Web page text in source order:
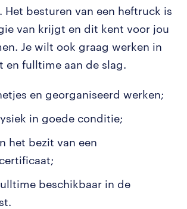
Het besturen van een heftruck is
van krijgt en dit kent voor jou
Je wilt ook graag werken in
en fulltime aan de slag.
en georganiseerd werken;
in goede conditie;
het bezit van een
beschikbaar in de